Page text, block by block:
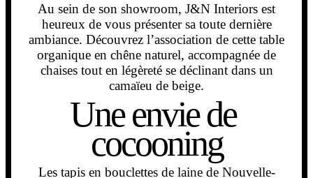
Au sein de son showroom, J&N Interiors est
heureux de vous présenter sa toute dernière
ambiance. Découvrez l’association de cette table
organique en chêne naturel, accompagnée de
chaises tout en légèreté se déclinant dans un
camaïeu de beige.
Une envie de
cocooning
Les tapis en bouclettes de laine de Nouvelle-